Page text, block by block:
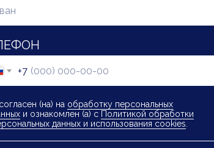
+7
(на) на обработку персональных
и ознакомлен (а) с Политикой обработки
данных и использования cookies